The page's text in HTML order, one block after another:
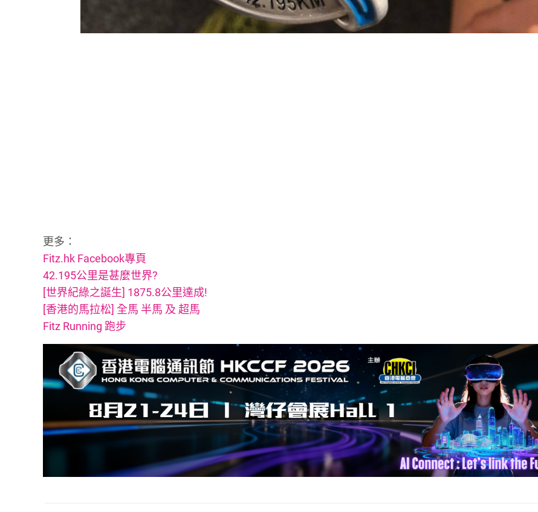
更多：
Fitz.hk Facebook專頁
42.195公里是甚麼世界?
[世界紀綠之誕生] 1875.8公里達成!
[香港的馬拉松] 全馬 半馬 及 超馬
Fitz Running 跑步